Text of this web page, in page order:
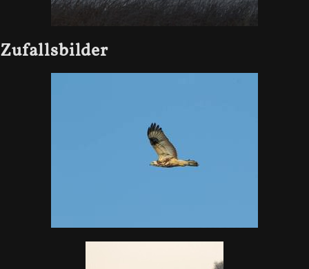
Zufallsbilder